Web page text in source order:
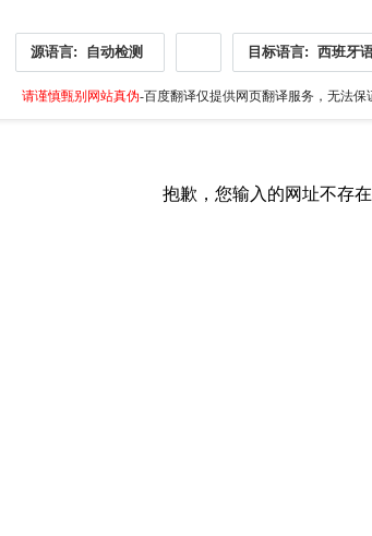
源语言: 自动检测 目标语言: 西班牙
请谨慎甄别网站真伪-百度翻译仅提供网页翻译服务，无法